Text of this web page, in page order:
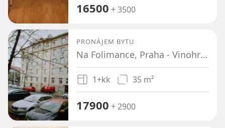
16500 + 3500
PRONÁJEM BYTU
Na Folimance, Praha - Vinohrady
1+kk 35 m²
17900 + 2900